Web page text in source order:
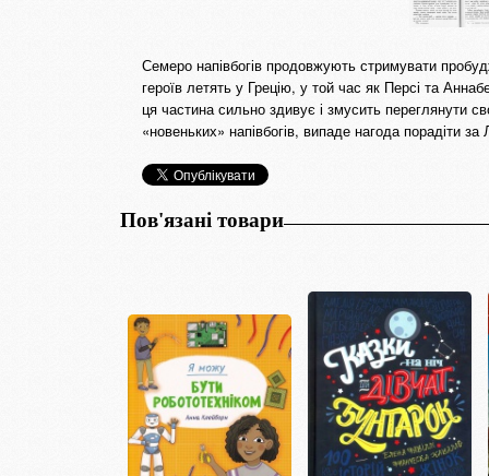
Семеро напівбогів продовжують стримувати
героїв летять у Грецію, у той час як Персі та
ця частина сильно здивує і змусить переглянути
«новеньких» напівбогів, випаде нагода порадіти
Пов'язані товари